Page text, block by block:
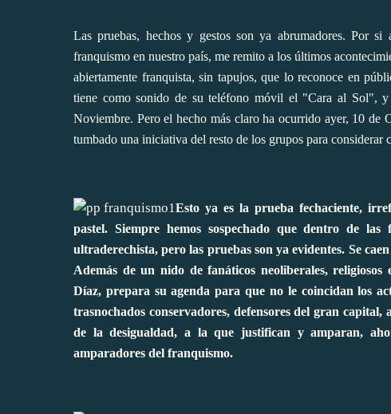
Las pruebas, hechos y gestos son ya abrumadores. Por
franquismo en nuestro país, me remito a los últimos
abiertamente franquista, sin tapujos, que lo reconoce en
tiene como sonido de su teléfono móvil el "Cara al Sol",
Noviembre. Pero el hecho más claro ha ocurrido ayer, 10 de
tumbado una iniciativa del resto de los grupos para
Esto ya es la prueba fechaciente,
pastel. Siempre hemos sospechado que dentro de
ultraderechista, pero las pruebas son ya evidentes. Se
Además de un nido de fanáticos neoliberales,
Díaz, prepara su agenda para que no le coincidan los
trasnochados conservadores, defensores del gran capital,
de la desigualdad, a la que justifican y amparan,
amparadores del franquismo.